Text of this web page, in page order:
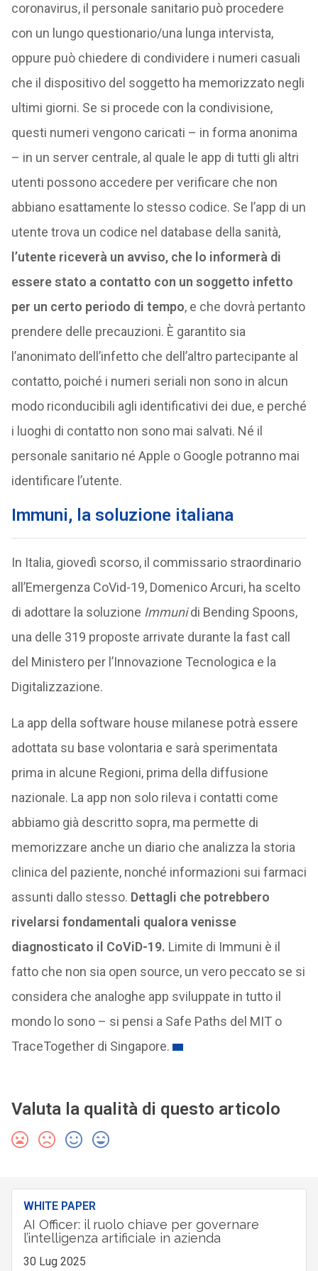
coronavirus, il personale sanitario può procedere
con un lungo questionario/una lunga intervista,
oppure può chiedere di condividere i numeri casuali
che il dispositivo del soggetto ha memorizzato negli
ultimi giorni. Se si procede con la condivisione,
questi numeri vengono caricati – in forma anonima
– in un server centrale, al quale le app di tutti gli altri
utenti possono accedere per verificare che non
abbiano esattamente lo stesso codice. Se l’app di un
utente trova un codice nel database della sanità,
l’utente riceverà un avviso, che lo informerà di
essere stato a contatto con un soggetto infetto
per un certo periodo di tempo, e che dovrà pertanto
prendere delle precauzioni. È garantito sia
l’anonimato dell’infetto che dell’altro partecipante al
contatto, poiché i numeri seriali non sono in alcun
modo riconducibili agli identificativi dei due, e perché
i luoghi di contatto non sono mai salvati. Né il
personale sanitario né Apple o Google potranno mai
identificare l’utente.
Immuni, la soluzione italiana
In Italia, giovedì scorso, il commissario straordinario
all’Emergenza CoVid-19, Domenico Arcuri, ha scelto
di adottare la soluzione Immunidi Bending Spoons,
una delle 319 proposte arrivate durante la fast call
del Ministero per l’Innovazione Tecnologica e la
Digitalizzazione.
La app della software house milanese potrà essere
adottata su base volontaria e sarà sperimentata
prima in alcune Regioni, prima della diffusione
nazionale. La app non solo rileva i contatti come
abbiamo già descritto sopra, ma permette di
memorizzare anche un diario che analizza la storia
clinica del paziente, nonché informazioni sui farmaci
assunti dallo stesso. Dettagli che potrebbero
rivelarsi fondamentali qualora venisse
diagnosticato il CoViD-19. Limite di Immuni è il
fatto che non sia open source, un vero peccato se si
considera che analoghe app sviluppate in tutto il
mondo lo sono – si pensi a Safe Paths del MIT o
TraceTogether di Singapore.
Valuta la qualità di questo articolo
WHITE PAPER
AI Officer: il ruolo chiave per governare
l’intelligenza artificiale in azienda
30 Lug 2025